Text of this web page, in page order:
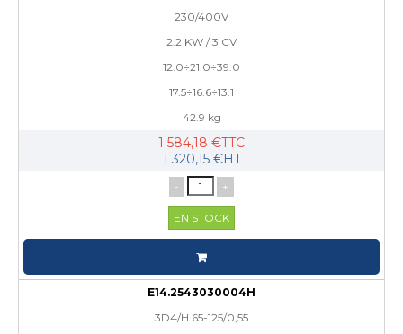
230/400V
2.2 KW / 3 CV
12.0÷21.0÷39.0
17.5÷16.6÷13.1
42.9 kg
1 584,18 €TTC
1 320,15 €HT
- +
EN STOCK
E14.2543030004H
3D4/H 65-125/0,55